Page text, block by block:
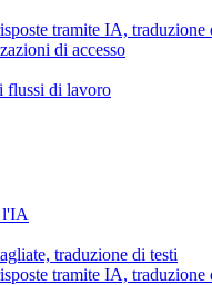
tramite IA, traduzione
di accesso
flussi di lavoro
l'IA
traduzione di testi
tramite IA, traduzione